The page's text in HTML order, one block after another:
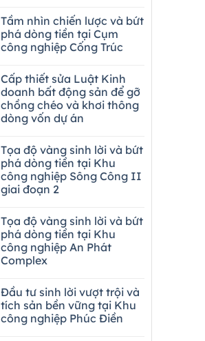
Tầm nhìn chiến lược và bứt
phá dòng tiền tại Cụm
công nghiệp Cống Trúc
Cấp thiết sửa Luật Kinh
doanh bất động sản để gỡ
chồng chéo và khơi thông
dòng vốn dự án
Tọa độ vàng sinh lời và bứt
phá dòng tiền tại Khu
công nghiệp Sông Công II
giai đoạn 2
Tọa độ vàng sinh lời và bứt
phá dòng tiền tại Khu
công nghiệp An Phát
Complex
Đầu tư sinh lời vượt trội và
tích sản bền vững tại Khu
công nghiệp Phúc Điền